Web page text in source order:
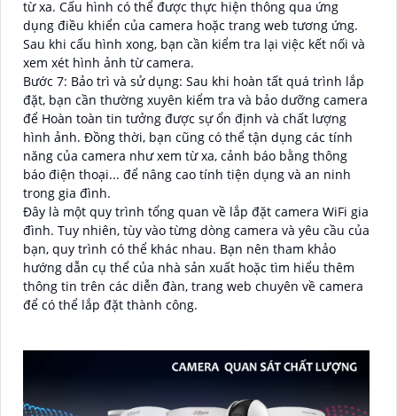
từ xa. Cấu hình có thể được thực hiện thông qua ứng
dụng điều khiển của camera hoặc trang web tương ứng.
Sau khi cấu hình xong, bạn cần kiểm tra lại việc kết nối và
xem xét hình ảnh từ camera.
Bước 7: Bảo trì và sử dụng: Sau khi hoàn tất quá trình lắp
đặt, bạn cần thường xuyên kiểm tra và bảo dưỡng camera
để Hoàn toàn tin tưởng được sự ổn định và chất lượng
hình ảnh. Đồng thời, bạn cũng có thể tận dụng các tính
năng của camera như xem từ xa, cảnh báo bằng thông
báo điện thoại... để nâng cao tính tiện dụng và an ninh
trong gia đình.
Đây là một quy trình tổng quan về lắp đặt camera WiFi gia
đình. Tuy nhiên, tùy vào từng dòng camera và yêu cầu của
bạn, quy trình có thể khác nhau. Bạn nên tham khảo
hướng dẫn cụ thể của nhà sản xuất hoặc tìm hiểu thêm
thông tin trên các diễn đàn, trang web chuyên về camera
để có thể lắp đặt thành công.